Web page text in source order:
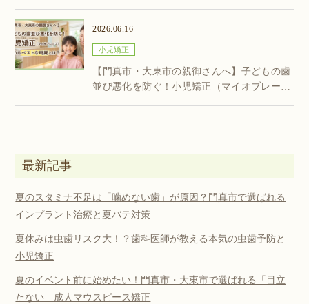
2026.06.16
小児矯正
【門真市・大東市の親御さんへ】子どもの歯
並び悪化を防ぐ！小児矯正（マイオブレー
最新記事
夏のスタミナ不足は「噛めない歯」が原因？門真市で選ばれる
インプラント治療と夏バテ対策
夏休みは虫歯リスク大！？歯科医師が教える本気の虫歯予防と
小児矯正
夏のイベント前に始めたい！門真市・大東市で選ばれる「目立
たない」成人マウスピース矯正